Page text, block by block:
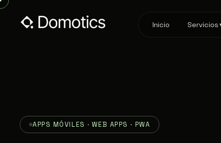
Inicio Servicios
APPS MÓVILES · WEB APPS · PWA